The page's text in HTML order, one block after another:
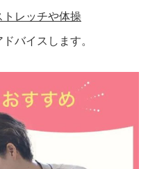
トレッチや体操
バイスします。